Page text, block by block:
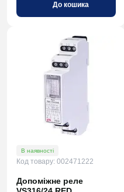
До кошика
В наявності
Код товару: 002471222
Допоміжне реле